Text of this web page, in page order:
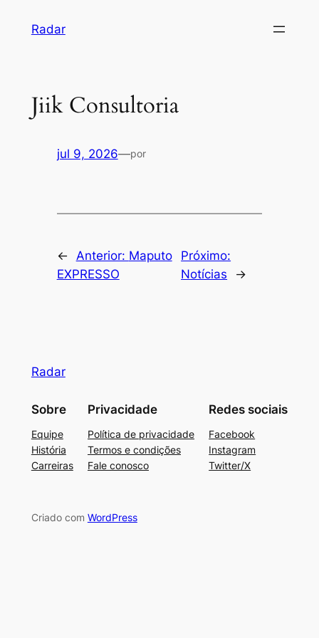
Radar
Jiik Consultoria
jul 9, 2026—por
← Anterior: Maputo
EXPRESSO
Próximo:
Notícias
→
Radar
Sobre
Equipe
História
Carreiras
Privacidade
Política de privacidade
Termos e condições
Fale conosco
Redes sociais
Facebook
Instagram
Twitter/X
Criado com WordPress